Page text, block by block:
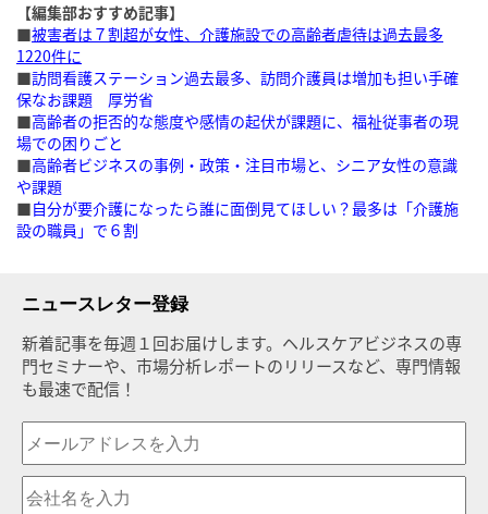
【編集部おすすめ記事】
■被害者は７割超が女性、介護施設での高齢者虐待は過去最多
1220件に
■訪問看護ステーション過去最多、訪問介護員は増加も担い手確
保なお課題 厚労省
■高齢者の拒否的な態度や感情の起伏が課題に、福祉従事者の現
場での困りごと
■高齢者ビジネスの事例・政策・注目市場と、シニア女性の意識
や課題
■自分が要介護になったら誰に面倒見てほしい？最多は「介護施
設の職員」で６割
ニュースレター登録
新着記事を毎週１回お届けします。ヘルスケアビジネスの専
門セミナーや、市場分析レポートのリリースなど、専門情報
も最速で配信！